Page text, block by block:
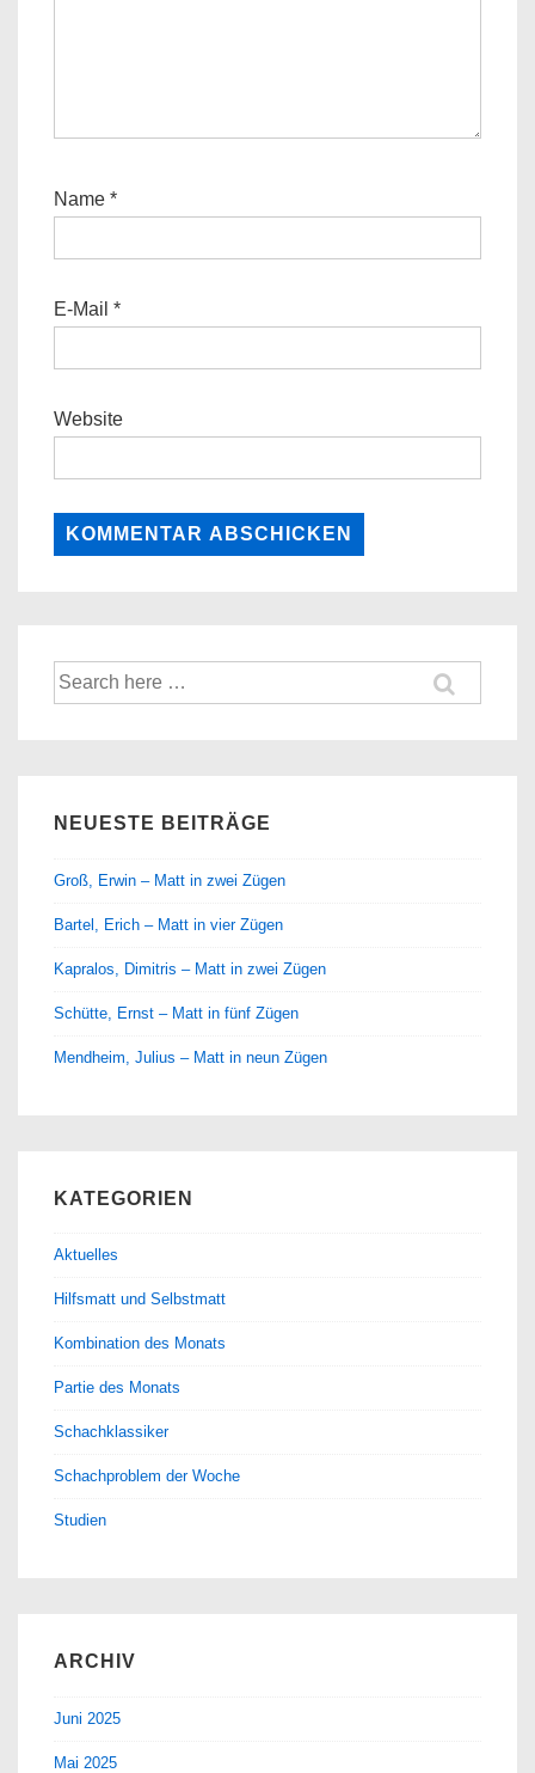
Name *
E-Mail *
Website
Suche
nach:
NEUESTE BEITRÄGE
Groß, Erwin – Matt in zwei Zügen
Bartel, Erich – Matt in vier Zügen
Kapralos, Dimitris – Matt in zwei Zügen
Schütte, Ernst – Matt in fünf Zügen
Mendheim, Julius – Matt in neun Zügen
KATEGORIEN
Aktuelles
Hilfsmatt und Selbstmatt
Kombination des Monats
Partie des Monats
Schachklassiker
Schachproblem der Woche
Studien
ARCHIV
Juni 2025
Mai 2025